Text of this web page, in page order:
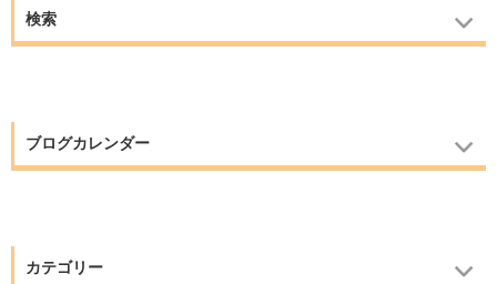
検索
ブログカレンダー
カテゴリー